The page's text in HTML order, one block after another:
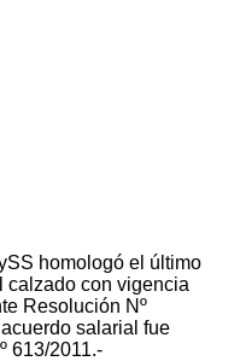
homologó el último
calzado con vigencia
Resolución Nº
salarial fue
613/2011.-